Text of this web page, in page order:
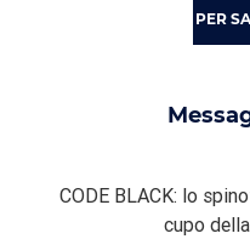
PER
CODE BLACK: lo
cupo